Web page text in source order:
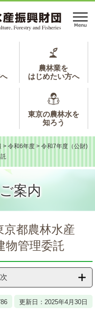
メ
農林業を
はじめたい方へ
東京の農林水を
知ろう
> 令和6年度 > 令和7年度（公財)
案内
京都農林水産
物管理委託
更新日：2025年4月30日